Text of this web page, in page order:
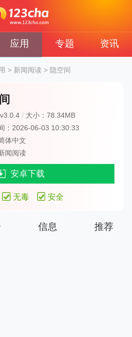
应用 专题 资讯
> 新闻阅读 >隐空间
v3.0.4/ 大小：78.34MB
：2026-06-03 10:30:33
体中文
闻阅读
安卓下载
无毒 安全
信息 推荐